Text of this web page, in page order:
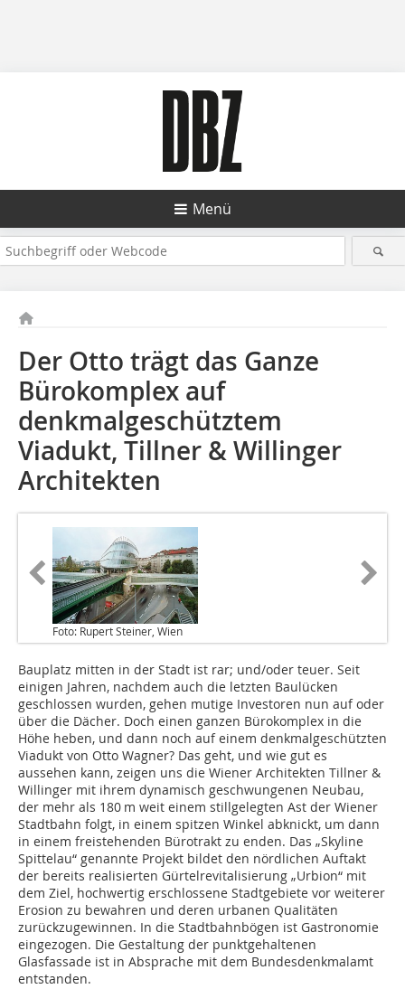
Menü
Der Otto trägt das Ganze
Bürokomplex auf
denkmalgeschütztem
Viadukt, Tillner & Willinger
Architekten
Foto: Rupert Steiner, Wien
Bauplatz mitten in der Stadt ist rar; und/oder teuer. Seit
einigen Jahren, nachdem auch die letzten Baulücken
geschlossen wurden, gehen mutige Investoren nun auf oder
über die Dächer. Doch einen ganzen Bürokomplex in die
Höhe heben, und dann noch auf einem denkmalgeschützten
Viadukt von Otto Wagner? Das geht, und wie gut es
aussehen kann, zeigen uns die Wiener Architekten Tillner &
Willinger mit ihrem dynamisch geschwungenen Neubau,
der mehr als 180 m weit einem stillgelegten Ast der Wiener
Stadtbahn folgt, in einem spitzen Winkel abknickt, um dann
in einem freistehenden Bürotrakt zu enden. Das „Skyline
Spittelau“ genannte Projekt bildet den nördlichen Auftakt
der bereits realisierten Gürtelrevitalisierung „Urbion“ mit
dem Ziel, hochwertig erschlossene Stadtgebiete vor weiterer
Erosion zu bewahren und deren urbanen Qualitäten
zurückzugewinnen. In die Stadtbahnbögen ist Gastronomie
eingezogen. Die Gestaltung der punktgehaltenen
Glasfassade ist in Absprache mit dem Bundesdenkmalamt
entstanden.